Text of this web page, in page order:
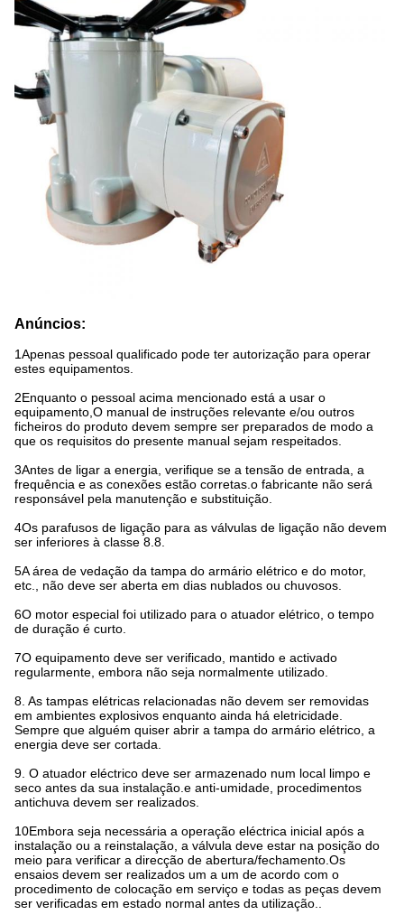
Anúncios:
1Apenas pessoal qualificado pode ter autorização para operar
estes equipamentos.
2Enquanto o pessoal acima mencionado está a usar o
equipamento,O manual de instruções relevante e/ou outros
ficheiros do produto devem sempre ser preparados de modo a
que os requisitos do presente manual sejam respeitados.
3Antes de ligar a energia, verifique se a tensão de entrada, a
frequência e as conexões estão corretas.o fabricante não será
responsável pela manutenção e substituição.
4Os parafusos de ligação para as válvulas de ligação não devem
ser inferiores à classe 8.8.
5A área de vedação da tampa do armário elétrico e do motor,
etc., não deve ser aberta em dias nublados ou chuvosos.
6O motor especial foi utilizado para o atuador elétrico, o tempo
de duração é curto.
7O equipamento deve ser verificado, mantido e activado
regularmente, embora não seja normalmente utilizado.
8. As tampas elétricas relacionadas não devem ser removidas
em ambientes explosivos enquanto ainda há eletricidade.
Sempre que alguém quiser abrir a tampa do armário elétrico, a
energia deve ser cortada.
9. O atuador eléctrico deve ser armazenado num local limpo e
seco antes da sua instalação.e anti-umidade, procedimentos
antichuva devem ser realizados.
10Embora seja necessária a operação eléctrica inicial após a
instalação ou a reinstalação, a válvula deve estar na posição do
meio para verificar a direcção de abertura/fechamento.Os
ensaios devem ser realizados um a um de acordo com o
procedimento de colocação em serviço e todas as peças devem
ser verificadas em estado normal antes da utilização..